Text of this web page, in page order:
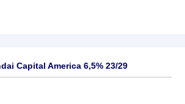
Capital America 6,5% 23/29